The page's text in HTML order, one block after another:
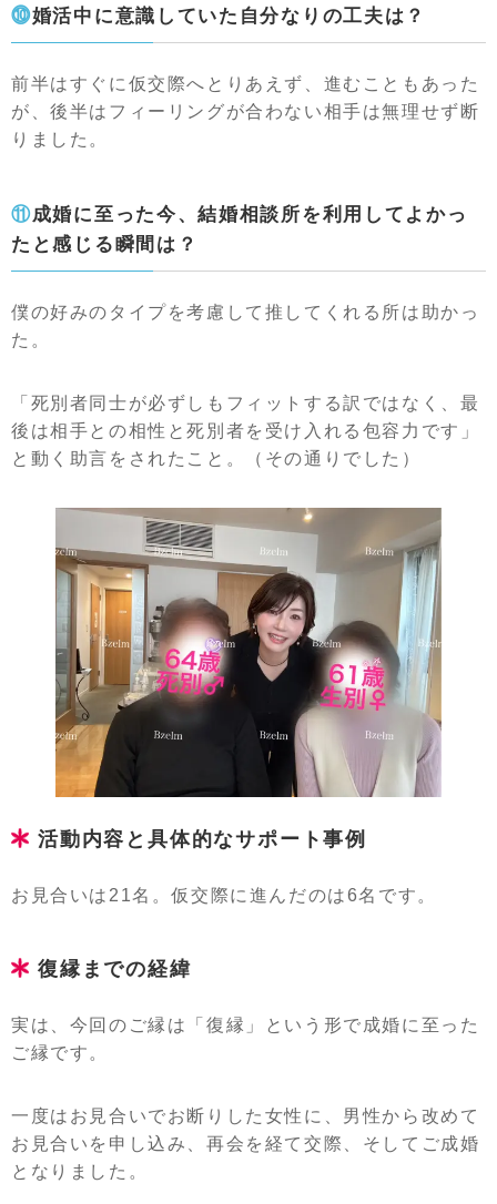
⓾婚活中に意識していた自分なりの工夫は？
前半はすぐに仮交際へとりあえず、進むこともあった
が、後半はフィーリングが合わない相手は無理せず断
りました。
⑪成婚に至った今、結婚相談所を利用してよかっ
たと感じる瞬間は？
僕の好みのタイプを考慮して推してくれる所は助かっ
た。
「死別者同士が必ずしもフィットする訳ではなく、最
後は相手との相性と死別者を受け入れる包容力です」
と動く助言をされたこと。（その通りでした）
活動内容と具体的なサポート事例
お見合いは21名。仮交際に進んだのは6名です。
復縁までの経緯
実は、今回のご縁は「復縁」という形で成婚に至った
ご縁です。
一度はお見合いでお断りした女性に、男性から改めて
お見合いを申し込み、再会を経て交際、そしてご成婚
となりました。